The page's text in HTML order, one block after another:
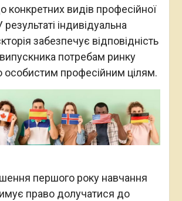
конкретних видів професійної
результаті індивідуальна
забезпечує відповідність
випускника потребам ринку
особистим професійним цілям.
першого року навчання
право долучатися до